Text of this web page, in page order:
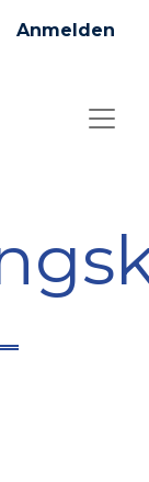
Anmelden